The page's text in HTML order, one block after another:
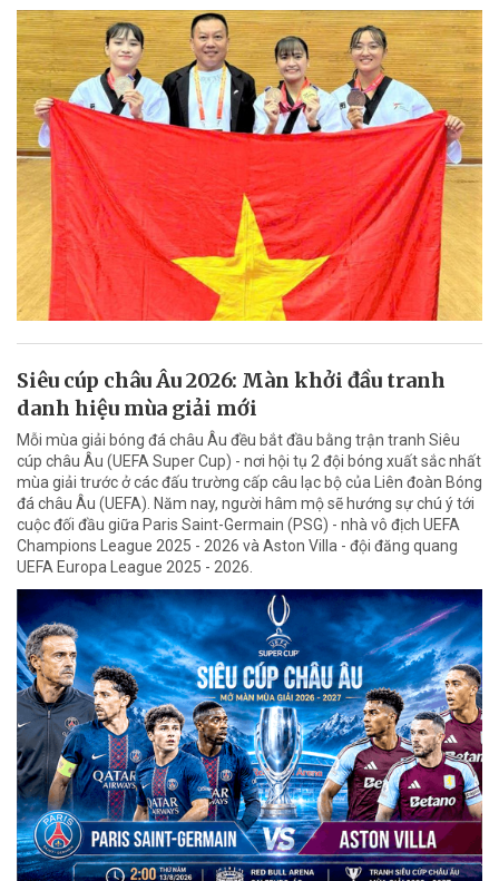
Siêu cúp châu Âu 2026: Màn khởi đầu tranh
danh hiệu mùa giải mới
Mỗi mùa giải bóng đá châu Âu đều bắt đầu bằng trận tranh Siêu
cúp châu Âu (UEFA Super Cup) - nơi hội tụ 2 đội bóng xuất sắc nhất
mùa giải trước ở các đấu trường cấp câu lạc bộ của Liên đoàn Bóng
đá châu Âu (UEFA). Năm nay, người hâm mộ sẽ hướng sự chú ý tới
cuộc đối đầu giữa Paris Saint-Germain (PSG) - nhà vô địch UEFA
Champions League 2025 - 2026 và Aston Villa - đội đăng quang
UEFA Europa League 2025 - 2026.